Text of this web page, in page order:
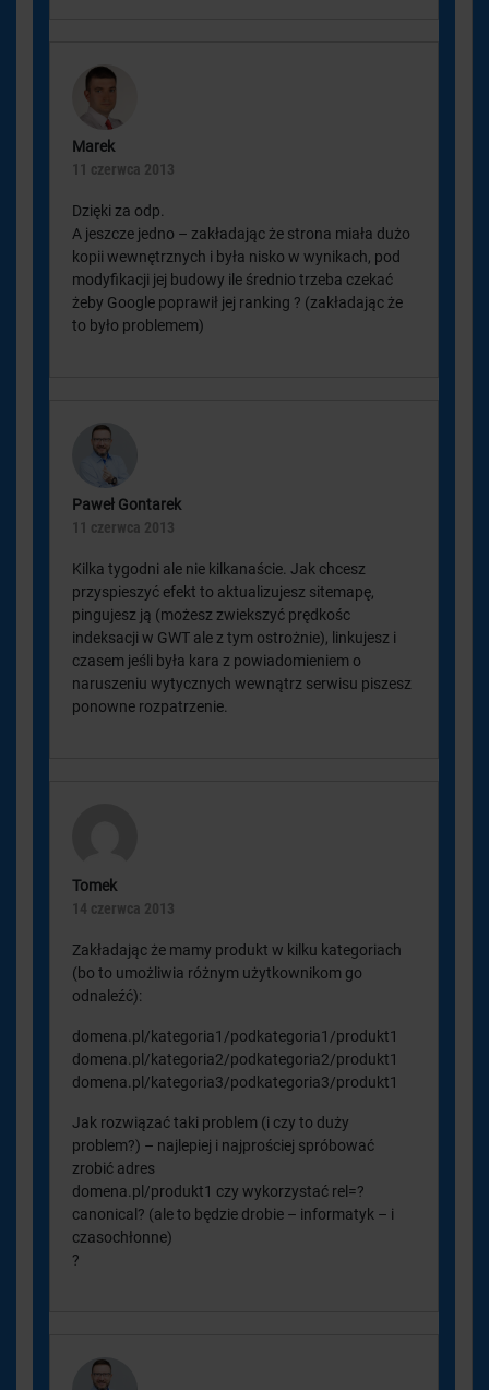
Marek
11 czerwca 2013
Dzięki za odp.
A jeszcze jedno – zakładając że strona miała dużo
kopii wewnętrznych i była nisko w wynikach, pod
modyfikacji jej budowy ile średnio trzeba czekać
żeby Google poprawił jej ranking ? (zakładając że
to było problemem)
Paweł Gontarek
11 czerwca 2013
Kilka tygodni ale nie kilkanaście. Jak chcesz
przyspieszyć efekt to aktualizujesz sitemapę,
pingujesz ją (możesz zwiekszyć prędkośc
indeksacji w GWT ale z tym ostrożnie), linkujesz i
czasem jeśli była kara z powiadomieniem o
naruszeniu wytycznych wewnątrz serwisu piszesz
ponowne rozpatrzenie.
Tomek
14 czerwca 2013
Zakładając że mamy produkt w kilku kategoriach
(bo to umożliwia różnym użytkownikom go
odnaleźć):
domena.pl/kategoria1/podkategoria1/produkt1
domena.pl/kategoria2/podkategoria2/produkt1
domena.pl/kategoria3/podkategoria3/produkt1
Jak rozwiązać taki problem (i czy to duży
problem?) – najlepiej i najprościej spróbować
zrobić adres
domena.pl/produkt1 czy wykorzystać rel=?
canonical? (ale to będzie drobie – informatyk – i
czasochłonne)
?